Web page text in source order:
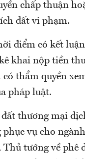
chấp thuận
đất vi phạm.
điểm có kết
khai nộp tiền
thẩm quyền
pháp luật.
thương mại
vụ cho
tướng về phê